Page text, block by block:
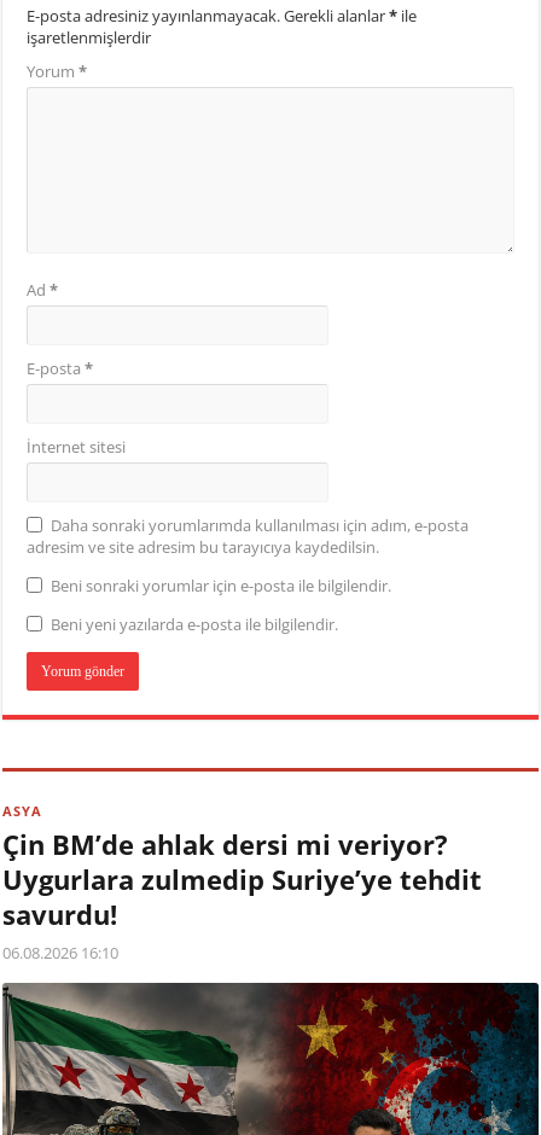
E-posta adresiniz yayınlanmayacak.Gerekli alanlar* ile
işaretlenmişlerdir
Yorum*
Ad*
E-posta*
İnternet sitesi
Daha sonraki yorumlarımda kullanılması için adım, e-posta
adresim ve site adresim bu tarayıcıya kaydedilsin.
Beni sonraki yorumlar için e-posta ile bilgilendir.
Beni yeni yazılarda e-posta ile bilgilendir.
ASYA
Çin BM’de ahlak dersi mi veriyor?
Uygurlara zulmedip Suriye’ye tehdit
savurdu!
06.08.2026 16:10